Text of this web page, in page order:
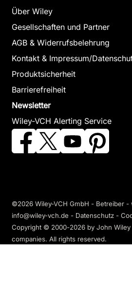
Über Wiley
Gesellschaften und Partner
AGB & Widerrufsbelehrung
Kontakt & Impressum/
Produktsicherheit
Barrierefreiheit
Newsletter
Wiley-VCH Alerting Service
©2026 Wiley-VCH GmbH - Betreiber
info@wiley-vch.de - Datenschutz -
Copyright © 2000-2026 by John
companies. All rights reserved.